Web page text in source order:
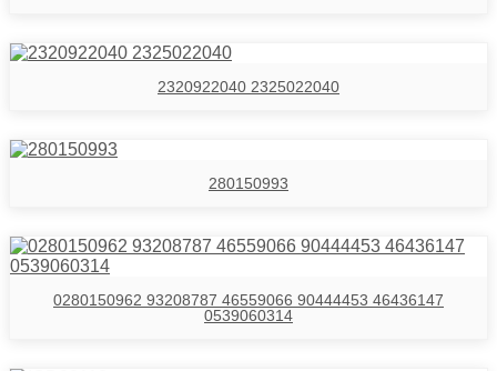
2320922040 2325022040
280150993
0280150962 93208787 46559066 90444453 46436147
0539060314